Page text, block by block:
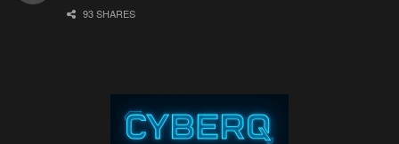
93 SHARES